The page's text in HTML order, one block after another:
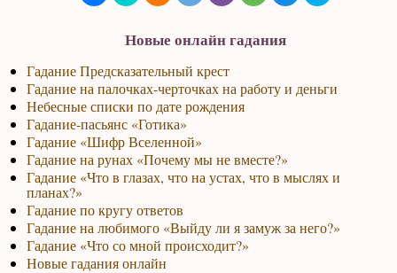
Новые онлайн гадания
Гадание Предсказательный крест
Гадание на палочках-черточках на работу и деньги
Небесные списки по дате рождения
Гадание-пасьянс «Готика»
Гадание «Шифр Вселенной»
Гадание на рунах «Почему мы не вместе?»
Гадание «Что в глазах, что на устах, что в мыслях и
планах?»
Гадание по кругу ответов
Гадание на любимого «Выйду ли я замуж за него?»
Гадание «Что со мной происходит?»
Новые гадания онлайн